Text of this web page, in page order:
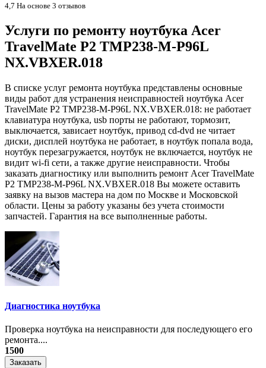
4,7 На основе 3 отзывов
Услуги по ремонту ноутбука Acer
TravelMate P2 TMP238-M-P96L
NX.VBXER.018
В списке услуг ремонта ноутбука представлены основные
виды работ для устранения неисправностей ноутбука Acer
TravelMate P2 TMP238-M-P96L NX.VBXER.018: не работает
клавиатура ноутбука, usb порты не работают, тормозит,
выключается, зависает ноутбук, привод cd-dvd не читает
диски, дисплей ноутбука не работает, в ноутбук попала вода,
ноутбук перезагружается, ноутбук не включается, ноутбук не
видит wi-fi сети, а также другие неисправности. Чтобы
заказать диагностику или выполнить ремонт Acer TravelMate
P2 TMP238-M-P96L NX.VBXER.018 Вы можете оставить
заявку на вызов мастера на дом по Москве и Московской
области. Цены за работу указаны без учета стоимости
запчастей. Гарантия на все выполненные работы.
Диагностика ноутбука
Проверка ноутбука на неисправности для последующего его
ремонта....
1500
Заказать